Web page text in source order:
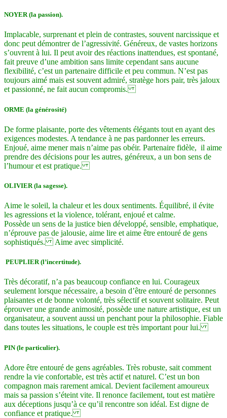
NOYER (la passion).
Implacable, surprenant et plein de contrastes, souvent narcissique et
donc peut démontrer de l’agressivité. Généreux, de vastes horizons
s’ouvrent à lui. Il peut avoir des réactions inattendues, est spontané,
fait preuve d’une ambition sans limite cependant sans aucune
flexibilité, c’est un partenaire difficile et peu commun. N’est pas
toujours aimé mais est souvent admiré, stratège hors pair, très jaloux
et passionné, ne fait aucun compromis.
ORME (la générosité)
De forme plaisante, porte des vêtements élégants tout en ayant des
exigences modestes. A tendance à ne pas pardonner les erreurs.
Enjoué, aime mener mais n’aime pas obéir. Partenaire fidèle, il aime
prendre des décisions pour les autres, généreux, a un bon sens de
l’humour et est pratique.
OLIVIER (la sagesse).
Aime le soleil, la chaleur et les doux sentiments. Équilibré, il évite
les agressions et la violence, tolérant, enjoué et calme.
Possède un sens de la justice bien développé, sensible, emphatique,
n’éprouve pas de jalousie, aime lire et aime être entouré de gens
sophistiqués. Aime avec simplicité.
PEUPLIER (l’incertitude).
Très décoratif, n’a pas beaucoup confiance en lui. Courageux
seulement lorsque nécessaire, a besoin d’être entouré de personnes
plaisantes et de bonne volonté, très sélectif et souvent solitaire. Peut
éprouver une grande animosité, possède une nature artistique, est un
organisateur, a souvent aussi un penchant pour la philosophie. Fiable
dans toutes les situations, le couple est très important pour lui.
PIN (le particulier).
Adore être entouré de gens agréables. Très robuste, sait comment
rendre la vie confortable, est très actif et naturel. C’est un bon
compagnon mais rarement amical. Devient facilement amoureux
mais sa passion s’éteint vite. Il renonce facilement, tout est matière
aux déceptions jusqu’à ce qu’il rencontre son idéal. Est digne de
confiance et pratique.